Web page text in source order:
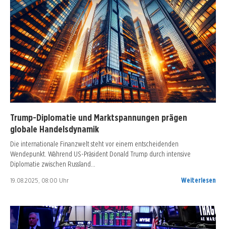
Trump-Diplomatie und Marktspannungen prägen
globale Handelsdynamik
Die internationale Finanzwelt steht vor einem entscheidenden
Wendepunkt. Während US-Präsident Donald Trump durch intensive
Diplomatie zwischen Russland…
19.08.2025, 08:00 Uhr Weiterlesen